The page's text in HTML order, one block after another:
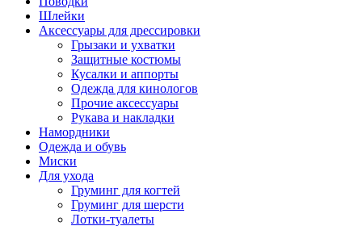
Шлейки
Аксессуары для дрессировки
Грызаки и ухватки
Защитные костюмы
Кусалки и аппорты
Одежда для кинологов
Прочие аксессуары
Рукава и накладки
Намордники
Одежда и обувь
Миски
Для ухода
Груминг для когтей
Груминг для шерсти
Лотки-туалеты